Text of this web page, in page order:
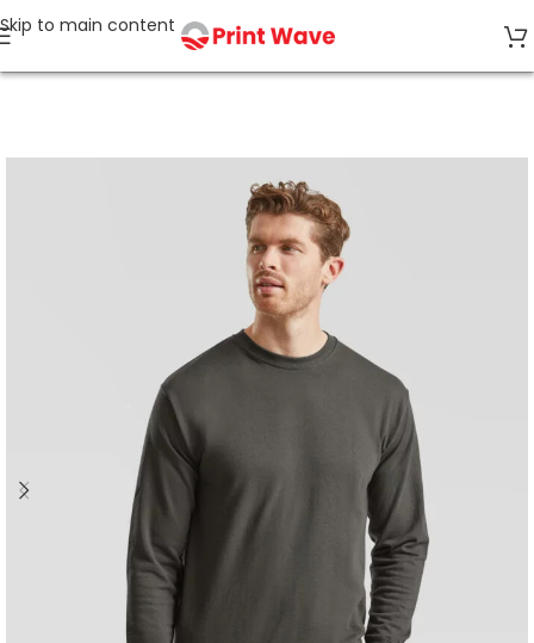
Skip to main content